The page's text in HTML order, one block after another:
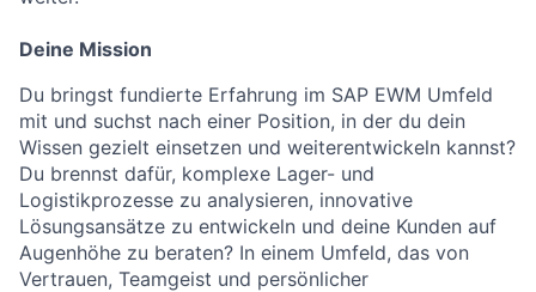
Deine Mission
Du bringst fundierte Erfahrung im SAP EWM Umfeld
mit und suchst nach einer Position, in der du dein
Wissen gezielt einsetzen und weiterentwickeln kannst?
Du brennst dafür, komplexe Lager- und
Logistikprozesse zu analysieren, innovative
Lösungsansätze zu entwickeln und deine Kunden auf
Augenhöhe zu beraten? In einem Umfeld, das von
Vertrauen, Teamgeist und persönlicher